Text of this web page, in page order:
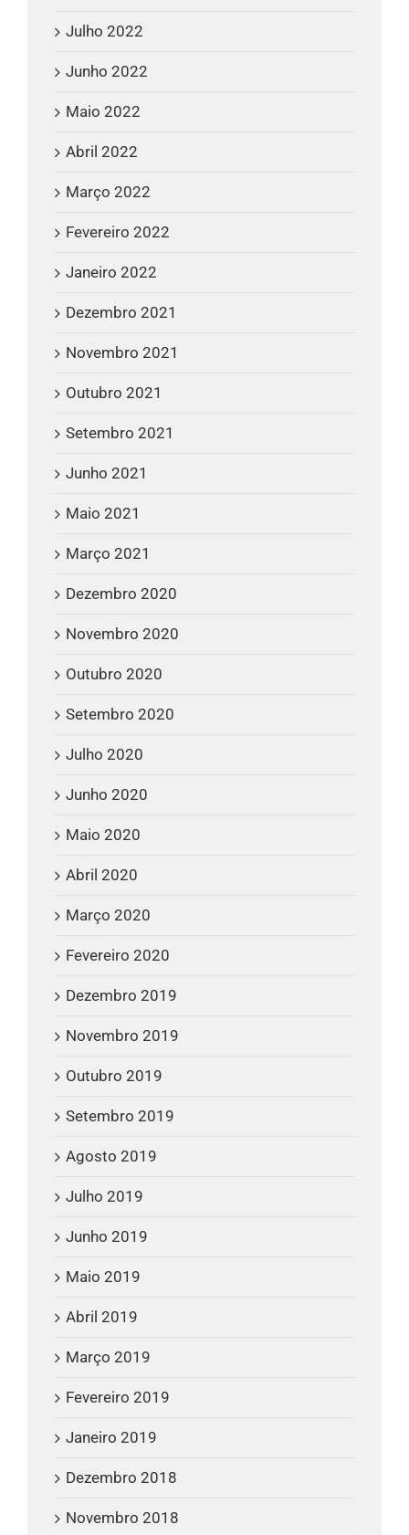
Julho 2022
Junho 2022
Maio 2022
Abril 2022
Março 2022
Fevereiro 2022
Janeiro 2022
Dezembro 2021
Novembro 2021
Outubro 2021
Setembro 2021
Junho 2021
Maio 2021
Março 2021
Dezembro 2020
Novembro 2020
Outubro 2020
Setembro 2020
Julho 2020
Junho 2020
Maio 2020
Abril 2020
Março 2020
Fevereiro 2020
Dezembro 2019
Novembro 2019
Outubro 2019
Setembro 2019
Agosto 2019
Julho 2019
Junho 2019
Maio 2019
Abril 2019
Março 2019
Fevereiro 2019
Janeiro 2019
Dezembro 2018
Novembro 2018